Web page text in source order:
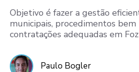
Objetivo é fazer a gestão
municipais, procedimentos bem
contratações adequadas em
Paulo Bogler